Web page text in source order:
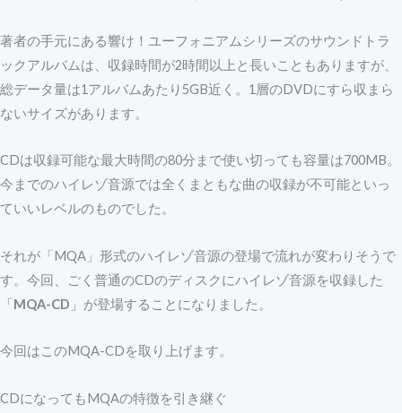
著者の手元にある響け！ユーフォニアムシリーズのサウンドトラ
ックアルバムは、収録時間が2時間以上と長いこともありますが、
総データ量は1アルバムあたり5GB近く。1層のDVDにすら収まら
ないサイズがあります。
CDは収録可能な最大時間の80分まで使い切っても容量は700MB。
今までのハイレゾ音源では全くまともな曲の収録が不可能といっ
ていいレベルのものでした。
それが「MQA」形式のハイレゾ音源の登場で流れが変わりそうで
す。今回、ごく普通のCDのディスクにハイレゾ音源を収録した
「MQA-CD 」が登場することになりました。
今回はこのMQA-CDを取り上げます。
CDになってもMQAの特徴を引き継ぐ